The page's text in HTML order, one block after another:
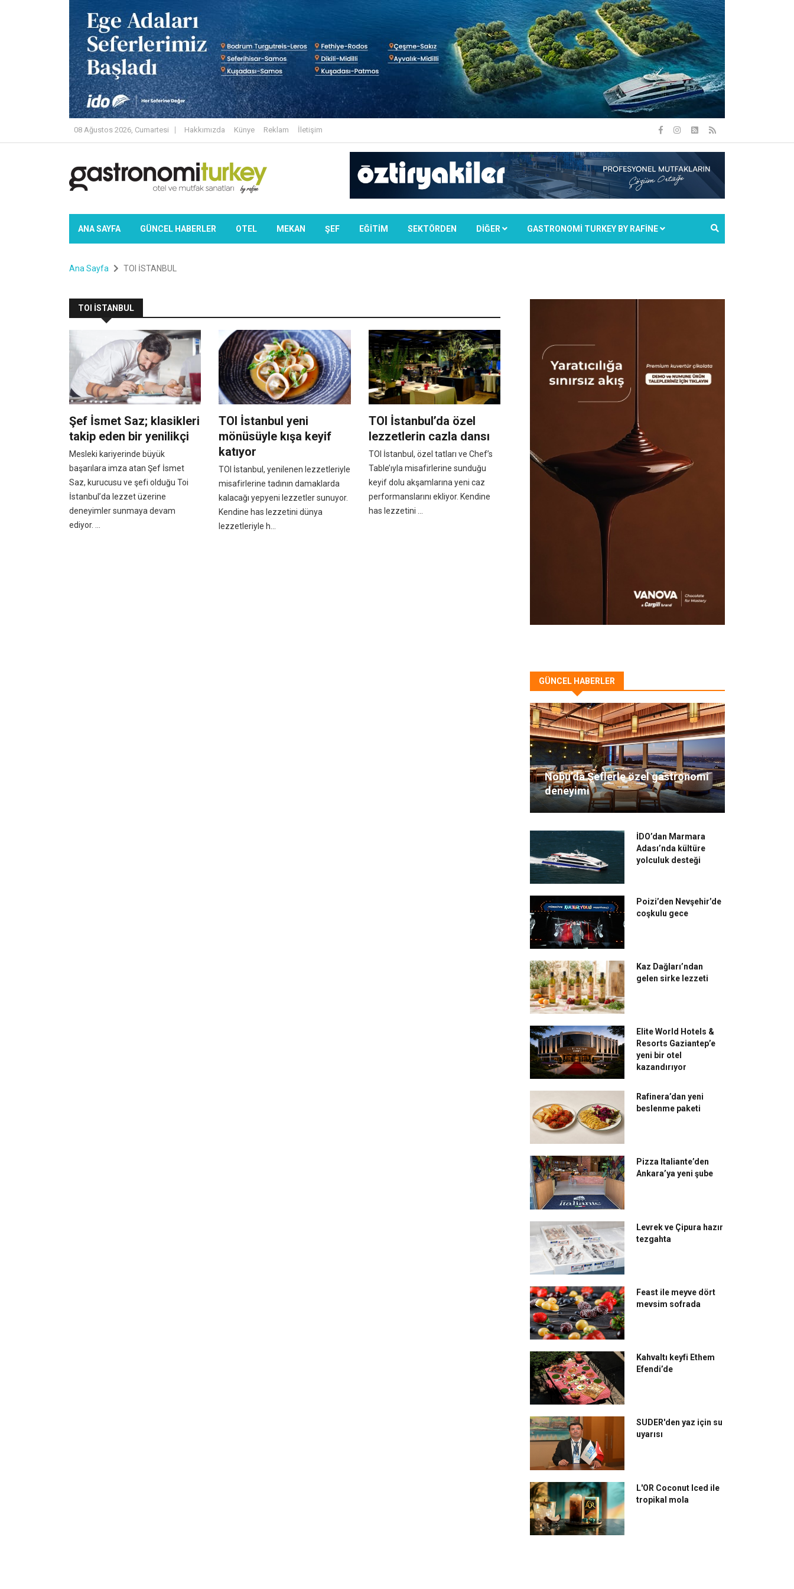
08 Ağustos 2026, Cumartesi Hakkımızda Künye Reklam İletişim
ANA SAYFA GÜNCEL HABERLER OTEL MEKAN ŞEF EĞİTİM SEKTÖRDEN DIĞER GASTRONOMİ TURKEY BY RAFİNE
Ana Sayfa TOI İSTANBUL
TOI İSTANBUL
Şef İsmet Saz; klasikleri
takip eden bir yenilikçi
Mesleki kariyerinde büyük
başarılara imza atan Şef İsmet
Saz, kurucusu ve şefi olduğu Toi
İstanbul’da lezzet üzerine
deneyimler sunmaya devam
ediyor. ...
TOI İstanbul yeni
mönüsüyle kışa keyif
katıyor
TOI İstanbul, yenilenen lezzetleriyle
misafirlerine tadının damaklarda
kalacağı yepyeni lezzetler sunuyor.
Kendine has lezzetini dünya
lezzetleriyle h...
TOI İstanbul’da özel
lezzetlerin cazla dansı
TOI İstanbul, özel tatları ve Chef’s
Table’ıyla misafirlerine sunduğu
keyif dolu akşamlarına yeni caz
performanslarını ekliyor. Kendine
has lezzetini ...
GÜNCEL HABERLER
Nobu’da Şeflerle özel gastronomi
deneyimi
İDO’dan Marmara
Adası’nda kültüre
yolculuk desteği
Poizi’den Nevşehir’de
coşkulu gece
Kaz Dağları’ndan
gelen sirke lezzeti
Elite World Hotels &
Resorts Gaziantep’e
yeni bir otel
kazandırıyor
Rafinera’dan yeni
beslenme paketi
Pizza Italiante’den
Ankara’ya yeni şube
Levrek ve Çipura hazır
tezgahta
Feast ile meyve dört
mevsim sofrada
Kahvaltı keyfi Ethem
Efendi’de
SUDER'den yaz için su
uyarısı
L'OR Coconut Iced ile
tropikal mola